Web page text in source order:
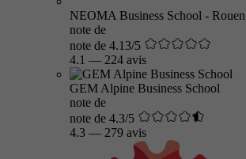
NEOMA Business School - Rouen
note de
note de 4.13/5
4.1 — 224 avis
GEM Alpine Business School
note de
note de 4.3/5
4.3 — 279 avis